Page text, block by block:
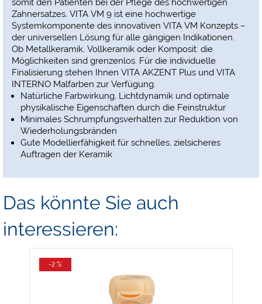
somit den Patienten bei der Pflege des hochwertigen
Zahnersatzes. VITA VM 9 ist eine hochwertige
Systemkomponente des innovativen VITA VM Konzepts –
der universellen Lösung für alle gängigen Indikationen.
Ob Metallkeramik, Vollkeramik oder Komposit: die
Möglichkeiten sind grenzenlos. Für die individuelle
Finalisierung stehen Ihnen VITA AKZENT Plus und VITA
INTERNO Malfarben zur Verfügung.
Natürliche Farbwirkung, Lichtdynamik und optimale
physikalische Eigenschaften durch die Feinstruktur
Minimales Schrumpfungsverhalten zur Reduktion von
Wiederholungsbränden
Gute Modellierfähigkeit für schnelles, zielsicheres
Auftragen der Keramik
Das könnte Sie auch
interessieren:
-2 %